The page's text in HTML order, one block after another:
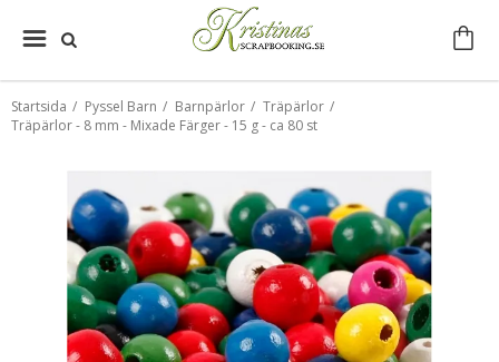
Startsida / Pyssel Barn / Barnpärlor / Träpärlor /
Träpärlor - 8 mm - Mixade Färger - 15 g - ca 80 st